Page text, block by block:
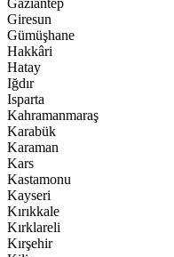
Gaziantep
Giresun
Gümüşhane
Hakkâri
Hatay
Iğdır
Isparta
Kahramanmaraş
Karabük
Karaman
Kars
Kastamonu
Kayseri
Kırıkkale
Kırklareli
Kırşehir